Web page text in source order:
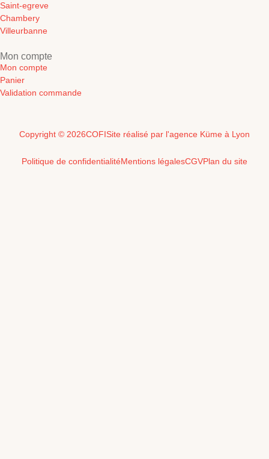
Saint-egreve
Chambery
Villeurbanne
Mon compte
Mon compte
Panier
Validation commande
Copyright © 2026COFISite réalisé par l'agence Küme à Lyon
Politique de confidentialitéMentions légalesCGVPlan du site